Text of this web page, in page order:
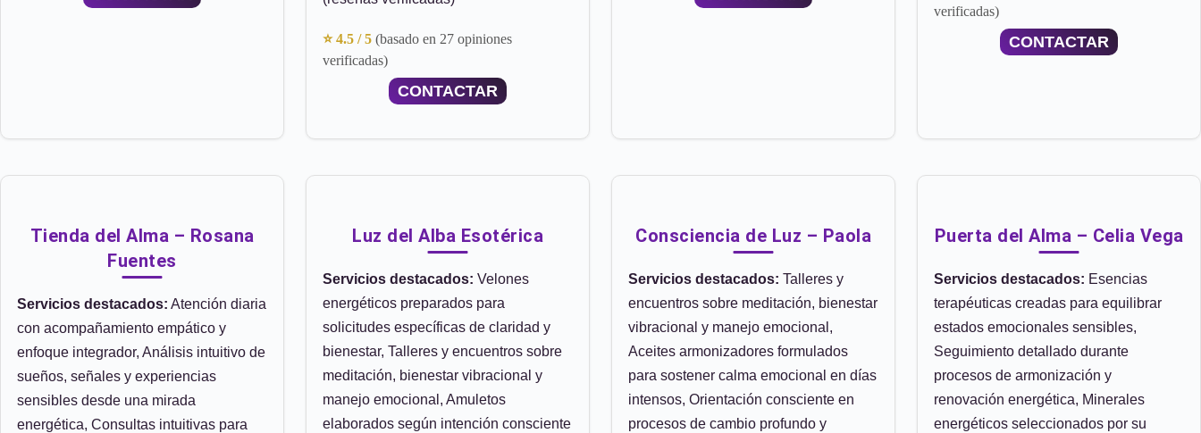
⭐ 4.5 / 5 (basado en 27 opiniones
verificadas)
CONTACTAR
verificadas)
CONTACTAR
Tienda del Alma – Rosana
Fuentes
Servicios destacados: Atención diaria
con acompañamiento empático y
enfoque integrador, Análisis intuitivo de
sueños, señales y experiencias
sensibles desde una mirada
energética, Consultas intuitivas para
Luz del Alba Esotérica
Servicios destacados: Velones
energéticos preparados para
solicitudes específicas de claridad y
bienestar, Talleres y encuentros sobre
meditación, bienestar vibracional y
manejo emocional, Amuletos
elaborados según intención consciente
Consciencia de Luz – Paola
Servicios destacados: Talleres y
encuentros sobre meditación, bienestar
vibracional y manejo emocional,
Aceites armonizadores formulados
para sostener calma emocional en días
intensos, Orientación consciente en
procesos de cambio profundo y
Puerta del Alma – Celia Vega
Servicios destacados: Esencias
terapéuticas creadas para equilibrar
estados emocionales sensibles,
Seguimiento detallado durante
procesos de armonización y
renovación energética, Minerales
energéticos seleccionados por su